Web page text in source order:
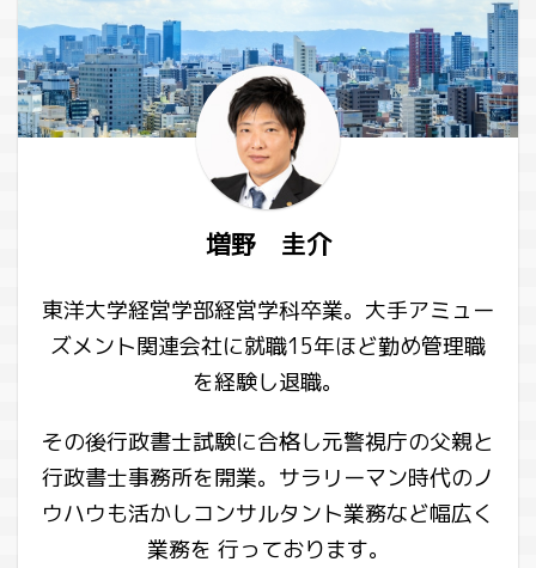
増野 圭介
東洋大学経営学部経営学科卒業。大手アミュー
ズメント関連会社に就職15年ほど勤め管理職
を経験し退職。
その後行政書士試験に合格し元警視庁の父親と
行政書士事務所を開業。サラリーマン時代のノ
ウハウも活かしコンサルタント業務など幅広く
業務を 行っております。